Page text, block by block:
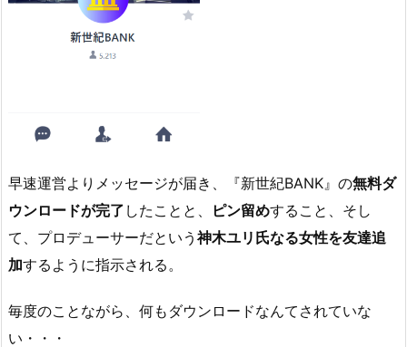
早速運営よりメッセージが届き、『新世紀BANK』の無料ダ
ウンロードが完了 したことと、 ピン留めすること、そし
て、プロデューサーだという 神木ユリ氏なる女性を友達追
加するように指示される。
毎度のことながら、何もダウンロードなんてされていな
い・・・